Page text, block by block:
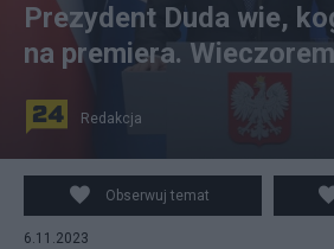
Prezydent Duda wie,
na premiera.
Redakcja
Obserwuj temat
6.11.2023